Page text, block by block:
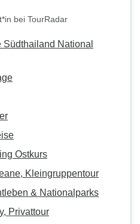
bei TourRadar
National
Ostkurs
Kleingruppentour
& Nationalparks
Privattour